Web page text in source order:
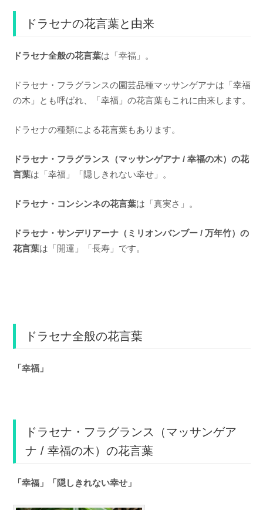
ドラセナの花言葉と由来
ドラセナ全般の花言葉は「幸福」。
ドラセナ・フラグランスの園芸品種マッサンゲアナは「幸福
の木」とも呼ばれ、「幸福」の花言葉もこれに由来します。
ドラセナの種類による花言葉もあります。
ドラセナ・フラグランス（マッサンゲアナ / 幸福の木）の花
言葉は「幸福」「隠しきれない幸せ」。
ドラセナ・コンシンネの花言葉は「真実さ」。
ドラセナ・サンデリアーナ（ミリオンバンブー / 万年竹）の
花言葉は「開運」「長寿」です。
ドラセナ全般の花言葉
「幸福」
ドラセナ・フラグランス（マッサンゲア
ナ / 幸福の木）の花言葉
「幸福」「隠しきれない幸せ」